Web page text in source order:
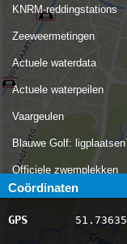
KNRM-reddingstations
Zeeweermetingen
Actuele waterdata
Actuele waterpeilen
Vaargeulen
Blauwe Golf: ligplaatsen
Officiele zwemplekken
Stremmingen/hinder
AIS scheepsposities
Coördinaten
GPS 51.73635